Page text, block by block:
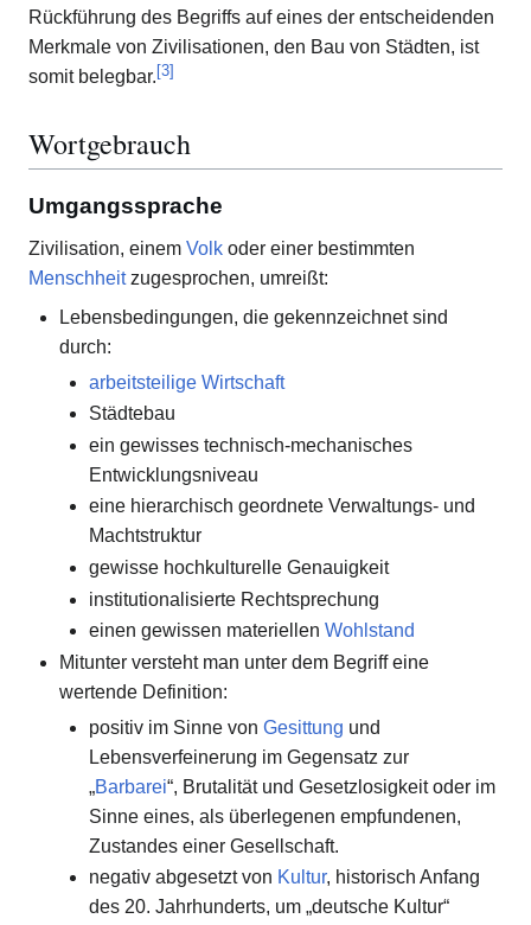
Rückführung des Begriffs auf eines der entscheidenden
Merkmale von Zivilisationen, den Bau von Städten, ist
somit belegbar. [3]
Wortgebrauch
Umgangssprache
Zivilisation, einem Volk oder einer bestimmten
Menschheitzugesprochen, umreißt:
Lebensbedingungen, die gekennzeichnet sind
durch:
arbeitsteilige Wirtschaft
Städtebau
ein gewisses technisch-mechanisches
Entwicklungsniveau
eine hierarchisch geordnete Verwaltungs- und
Machtstruktur
gewisse hochkulturelle Genauigkeit
institutionalisierte Rechtsprechung
einen gewissen materiellenWohlstand
Mitunter versteht man unter dem Begriff eine
wertende Definition:
positiv im Sinne vonGesittung und
Lebensverfeinerung im Gegensatz zur
„Barbarei“, Brutalität und Gesetzlosigkeit oder im
Sinne eines, als überlegenen empfundenen,
Zustandes einer Gesellschaft.
negativ abgesetzt von Kultur, historisch Anfang
des 20. Jahrhunderts, um „deutsche Kultur“